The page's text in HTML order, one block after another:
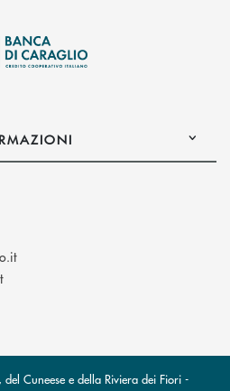
(si apre l’app di posta elettronica)
(si apre l’app di posta elettronica)
Cuneese e della Riviera dei Fiori -